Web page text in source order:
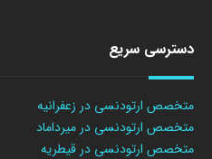
دسترسی سریع
متخصص ارتودنسی در زعفرانیه
متخصص ارتودنسی در میرداماد
متخصص ارتودنسی در قیطریه